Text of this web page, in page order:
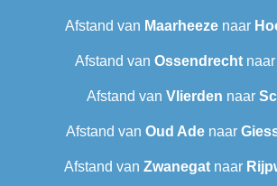
Afstand van Maarheezenaar
Afstand van Ossendrecht naar
Afstand van Vlierden naar
Afstand van Oud Ade naar
Afstand van Zwanegatnaar